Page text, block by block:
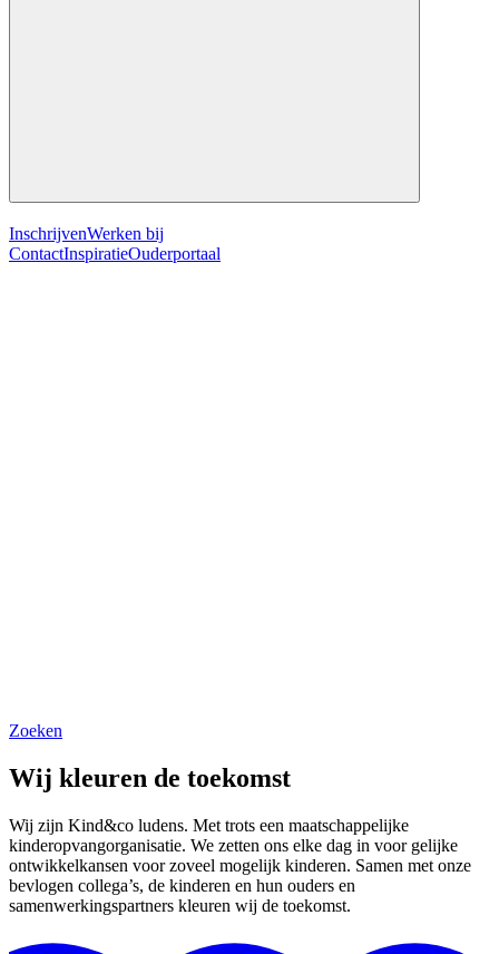
InschrijvenWerken bij
ContactInspiratieOuderportaal
Zoeken
Wij kleuren de toekomst
Wij zijn Kind&co ludens. Met trots een maatschappelijke
kinderopvangorganisatie. We zetten ons elke dag in voor gelijke
ontwikkelkansen voor zoveel mogelijk kinderen. Samen met onze
bevlogen collega’s, de kinderen en hun ouders en
samenwerkingspartners kleuren wij de toekomst.